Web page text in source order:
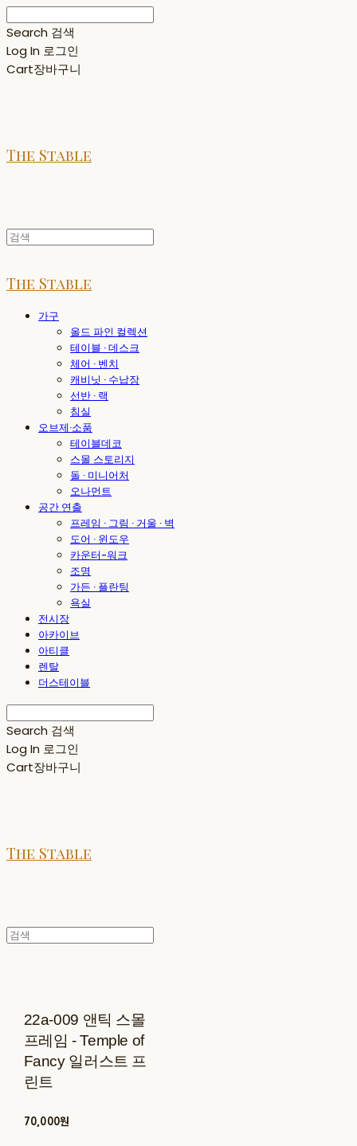
Search 검색
Log In 로그인
Cart장바구니
The Stable
The Stable
가구
올드 파인 컬렉션
테이블 · 데스크
체어 · 벤치
캐비닛 · 수납장
선반 · 랙
침실
오브제·소품
테이블데코
스몰 스토리지
돌 · 미니어처
오나먼트
공간 연출
프레임 · 그림 · 거울 · 벽
도어 · 윈도우
카운터-워크
조명
가든 · 플란팅
욕실
전시장
아카이브
아티클
렌탈
더스테이블
Search 검색
Log In 로그인
Cart장바구니
The Stable
22a-009 앤틱 스몰
프레임 - Temple of
Fancy 일러스트 프
린트
70,000원